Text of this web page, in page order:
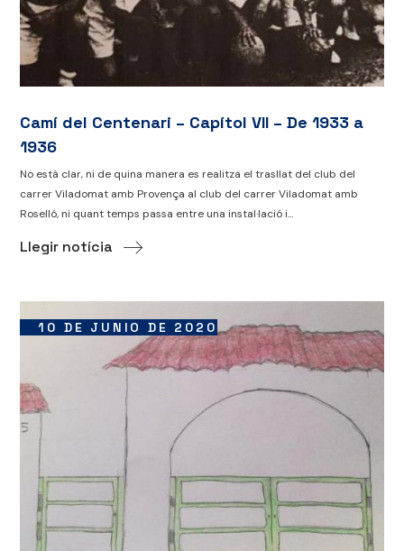
Camí del Centenari – Capítol VII – De 1933 a
1936
No està clar, ni de quina manera es realitza el trasllat del club del
carrer Viladomat amb Provença al club del carrer Viladomat amb
Roselló, ni quant temps passa entre una instal·lació i...
Llegir notícia
10 DE JUNIO DE 2020